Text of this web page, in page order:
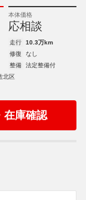
本体価格
応相談
走行
10.3万km
修復
なし
整備
法定整備付
北区
在庫確認